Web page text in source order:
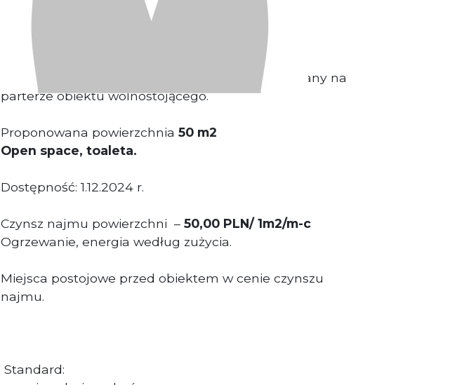
Prowizje pokrywa Właściciel nieruchomosci
Lokal biurowo-usługowo- magazynowy usytuowany na
parterze obiektu wolnostojącego.
Proponowana powierzchnia 50 m2
Open space, toaleta.
Dostępność: 1.12.2024 r.
Czynsz najmu powierzchni – 50,00 PLN/ 1m2/m-c
Ogrzewanie, energia według zużycia.
Miejsca postojowe przed obiektem w cenie czynszu
najmu.
Standard: